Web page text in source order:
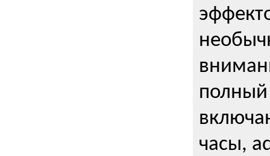
полный
часы,